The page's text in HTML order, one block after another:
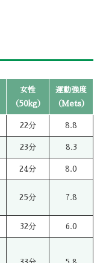
女性
（50kg）
運動強度
（Mets）
22分 8.8
23分 8.3
24分 8.0
25分 7.8
32分 6.0